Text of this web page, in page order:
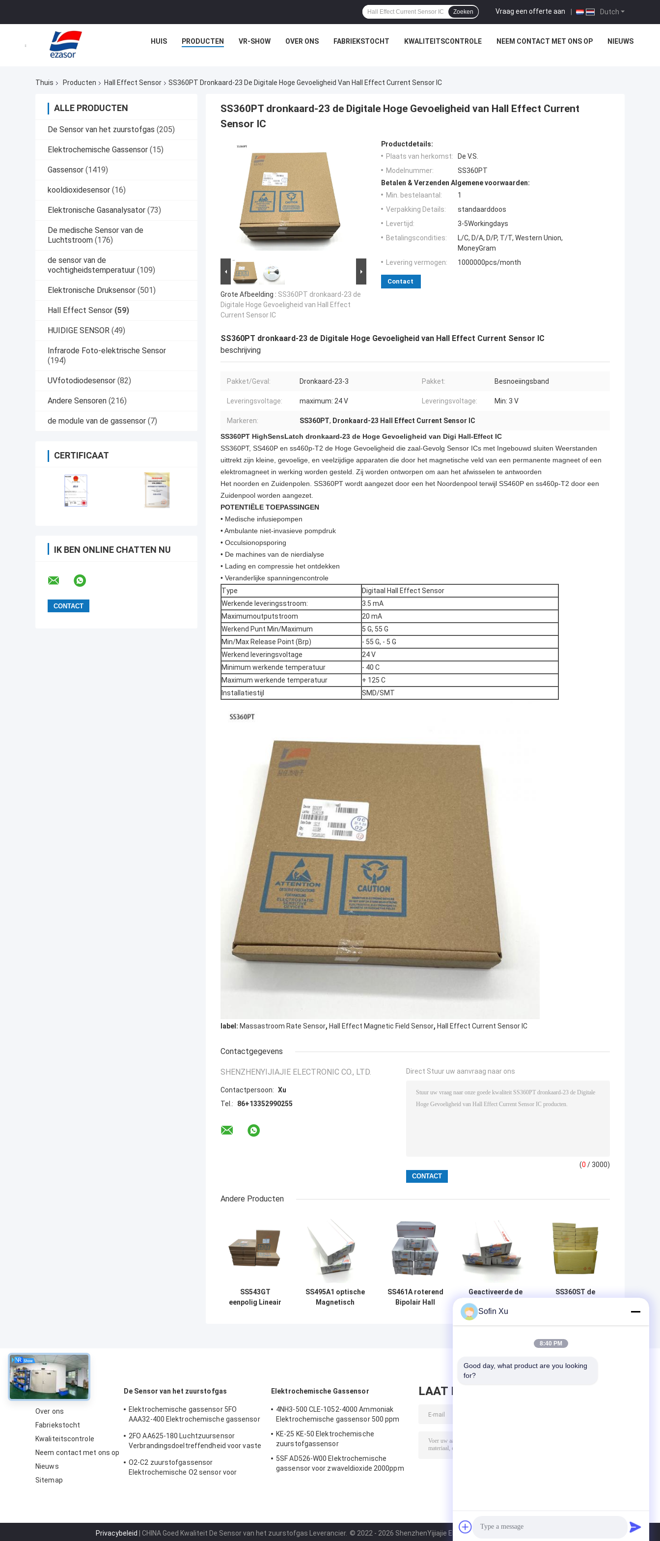
Dutch
Vraag een offerte aan |
Zoeken
HUIS PRODUCTEN VR-SHOW OVER ONS FABRIEKSTOCHT KWALITEITSCONTROLE NEEM CONTACT MET ONS OP NIEUWS
Thuis Producten Hall Effect Sensor SS360PT Dronkaard-23 De Digitale Hoge Gevoeligheid Van Hall Effect Current Sensor IC
ALLE PRODUCTEN
De Sensor van het zuurstofgas (205)
Elektrochemische Gassensor (15)
Gassensor (1419)
kooldioxidesensor (16)
Elektronische Gasanalysator (73)
De medische Sensor van de
Luchtstroom (176)
de sensor van de
vochtigheidstemperatuur (109)
Elektronische Druksensor (501)
Hall Effect Sensor (59)
HUIDIGE SENSOR (49)
Infrarode Foto-elektrische Sensor
(194)
UVfotodiodesensor (82)
Andere Sensoren (216)
de module van de gassensor (7)
CERTIFICAAT
IK BEN ONLINE CHATTEN NU
SS360PT dronkaard-23 de Digitale Hoge Gevoeligheid van Hall Effect Current
Sensor IC
Grote Afbeelding : SS360PT dronkaard-23 de
Digitale Hoge Gevoeligheid van Hall Effect
Current Sensor IC
Productdetails:
Plaats van herkomst:
De V.S.
Modelnummer:
SS360PT
Betalen & Verzenden Algemene voorwaarden:
Min. bestelaantal:
1
Verpakking Details:
standaarddoos
Levertijd:
3-5Workingdays
Betalingscondities:
L/C, D/A, D/P, T/T, Western Union,
MoneyGram
Levering vermogen:
1000000pcs/month
Contact
SS360PT dronkaard-23 de Digitale Hoge Gevoeligheid van Hall Effect Current Sensor IC
beschrijving
Pakket/Geval: Dronkaard-23-3 Pakket: Besnoeiingsband
Leveringsvoltage: maximum: 24 V Leveringsvoltage: Min: 3 V
Markeren: SS360PT, Dronkaard-23 Hall Effect Current Sensor IC
SS360PT HighSensLatch dronkaard-23 de Hoge Gevoeligheid van Digi Hall-Effect IC
SS360PT, SS460P en ss460p-T2 de Hoge Gevoeligheid die zaal-Gevolg Sensor ICs met Ingebouwd sluiten Weerstanden
uittrekt zijn kleine, gevoelige, en veelzijdige apparaten die door het magnetische veld van een permanente magneet of een
elektromagneet in werking worden gesteld. Zij worden ontworpen om aan het afwisselen te antwoorden
Het noorden en Zuidenpolen. SS360PT wordt aangezet door een het Noordenpool terwijl SS460P en ss460p-T2 door een
Zuidenpool worden aangezet.
POTENTIËLE TOEPASSINGEN
• Medische infusiepompen
• Ambulante niet-invasieve pompdruk
• Occulsionopsporing
• De machines van de nierdialyse
• Lading en compressie het ontdekken
• Veranderlijke spanningencontrole
Type
Digitaal Hall Effect Sensor
Werkende leveringsstroom:
3.5 mA
Maximumoutputstroom
20 mA
Werkend Punt Min/Maximum
5 G, 55 G
Min/Max Release Point (Brp)
- 55 G, - 5 G
Werkend leveringsvoltage
24 V
Minimum werkende temperatuur
- 40 C
Maximum werkende temperatuur
+ 125 C
Installatiestijl
SMD/SMT
label: Massastroom Rate Sensor, Hall Effect Magnetic Field Sensor, Hall Effect Current Sensor IC
Contactgegevens
SHENZHENYIJIAJIE ELECTRONIC CO., LTD.
Contactpersoon: Xu
Tel.:
86+13352990255
Direct Stuur uw aanvraag naar ons
(0 / 3000)
Andere Producten
SS543GT
eenpolig Lineair
SS495A1 optische
Magnetisch
SS461A roterend
Bipolair Hall
Geactiveerde de
Antarctis van
SS460S SS360NT
SS360ST de
Over
Over ons
Fabriekstocht
Kwaliteitscontrole
Neem contact met ons op
Nieuws
Sitemap
De Sensor van het zuurstofgas
Elektrochemische gassensor 5FO
AAA32-400 Elektrochemische gassensor
2FO AA625-180 Luchtzuursensor
Verbrandingsdoeltreffendheid voor vaste
O2-C2 zuurstofgassensor
Elektrochemische O2 sensor voor
Elektrochemische Gassensor
4NH3-500 CLE-1052-4000 Ammoniak
Elektrochemische gassensor 500 ppm
KE-25 KE-50 Elektrochemische
zuurstofgassensor
5SF AD526-W00 Elektrochemische
gassensor voor zwaveldioxide 2000ppm
LAAT BERICHT ACHTER
Privacybeleid | CHINA Goed Kwaliteit De Sensor van het zuurstofgas Leverancier. © 2022 - 2026 ShenzhenYijiajie Electronic Co., Ltd.. All Rights Reserved.
Sofin Xu
8:40 PM
Good day, what product are you looking
for?